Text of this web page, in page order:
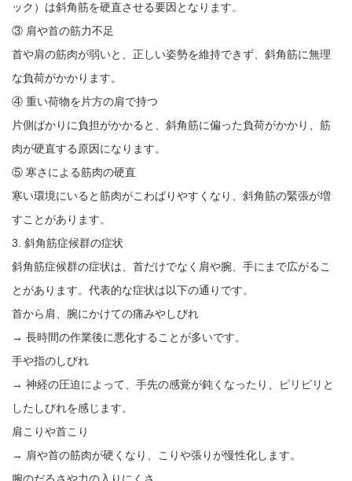
ック）は斜角筋を硬直させる要因となります。
③ 肩や首の筋力不足
首や肩の筋肉が弱いと、正しい姿勢を維持できず、斜角筋に無理
な負荷がかかります。
④ 重い荷物を片方の肩で持つ
片側ばかりに負担がかかると、斜角筋に偏った負荷がかかり、筋
肉が硬直する原因になります。
⑤ 寒さによる筋肉の硬直
寒い環境にいると筋肉がこわばりやすくなり、斜角筋の緊張が増
すことがあります。
3. 斜角筋症候群の症状
斜角筋症候群の症状は、首だけでなく肩や腕、手にまで広がるこ
とがあります。代表的な症状は以下の通りです。
首から肩、腕にかけての痛みやしびれ
→ 長時間の作業後に悪化することが多いです。
手や指のしびれ
→ 神経の圧迫によって、手先の感覚が鈍くなったり、ピリピリと
したしびれを感じます。
肩こりや首こり
→ 肩や首の筋肉が硬くなり、こりや張りが慢性化します。